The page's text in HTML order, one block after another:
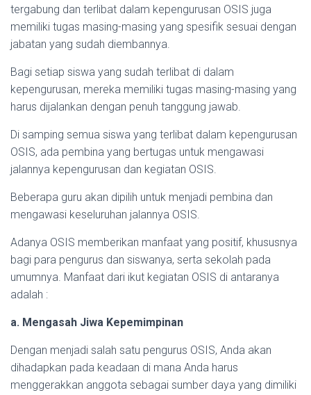
tergabung dan terlibat dalam kepengurusan OSIS juga
memiliki tugas masing-masing yang spesifik sesuai dengan
jabatan yang sudah diembannya.
Bagi setiap siswa yang sudah terlibat di dalam
kepengurusan, mereka memiliki tugas masing-masing yang
harus dijalankan dengan penuh tanggung jawab.
Di samping semua siswa yang terlibat dalam kepengurusan
OSIS, ada pembina yang bertugas untuk mengawasi
jalannya kepengurusan dan kegiatan OSIS.
Beberapa guru akan dipilih untuk menjadi pembina dan
mengawasi keseluruhan jalannya OSIS.
Adanya OSIS memberikan manfaat yang positif, khususnya
bagi para pengurus dan siswanya, serta sekolah pada
umumnya. Manfaat dari ikut kegiatan OSIS di antaranya
adalah :
a. Mengasah Jiwa Kepemimpinan
Dengan menjadi salah satu pengurus OSIS, Anda akan
dihadapkan pada keadaan di mana Anda harus
menggerakkan anggota sebagai sumber daya yang dimiliki